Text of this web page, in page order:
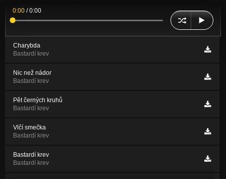
0:00 /0:00
Charybda
Bastardí krev
Nic než nádor
Bastardí krev
Pět černých kruhů
Bastardí krev
Vlčí smečka
Bastardí krev
Bastardí krev
Bastardí krev